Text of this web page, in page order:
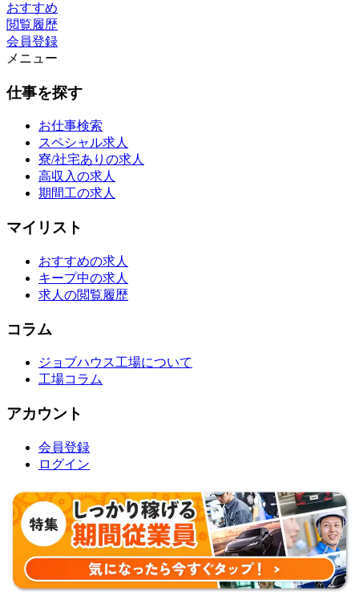
おすすめ
閲覧履歴
会員登録
メニュー
仕事を探す
お仕事検索
スペシャル求人
寮/社宅ありの求人
高収入の求人
期間工の求人
マイリスト
おすすめの求人
キープ中の求人
求人の閲覧履歴
コラム
ジョブハウス工場について
工場コラム
アカウント
会員登録
ログイン